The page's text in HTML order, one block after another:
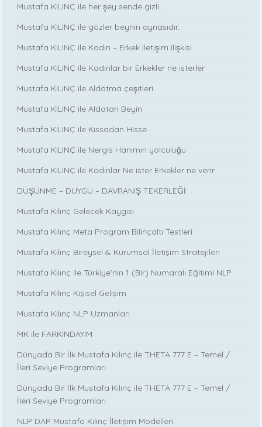
Mustafa KILINÇ ile her şey sende gizli.
Mustafa KILINÇ ile gözler beynin aynasıdır.
Mustafa KILINÇ ile Kadın – Erkek iletişim ilişkisi
Mustafa KILINÇ ile Kadınlar bir Erkekler ne isterler
Mustafa KILINÇ ile Aldatma çeşitleri
Mustafa KILINÇ ile Aldatan Beyin
Mustafa KILINÇ ile Kıssadan Hisse
Mustafa KILINÇ ile Nergis Hanımın yolculuğu
Mustafa KILINÇ ile Kadınlar Ne ister Erkekler ne verir
DÜŞÜNME – DUYGU – DAVRANIŞ TEKERLEĞİ
Mustafa Kılınç Gelecek Kaygısı
Mustafa Kılınç Meta Program Bilinçaltı Testleri
Mustafa Kılınç Bireysel & Kurumsal İletişim Stratejileri
Mustafa Kılınç ile Türkiye’nin 1 (Bir) Numaralı Eğitimi NLP
Mustafa Kılınç Kişisel Gelişim
Mustafa Kılınç NLP Uzmanları
MK ile FARKINDAYIM
Dünyada Bir İlk Mustafa Kılınç ile THETA 777 E – Temel /
İleri Seviye Programları
Dünyada Bir İlk Mustafa Kılınç ile THETA 777 E – Temel /
İleri Seviye Programları
NLP DAP Mustafa Kılınç İletişim Modelleri